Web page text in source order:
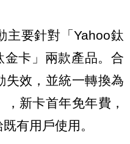
主要針對「Yahoo鈦
金卡」兩款產品。合
失效，並統一轉換為
，新卡首年免年費，
有用戶使用。